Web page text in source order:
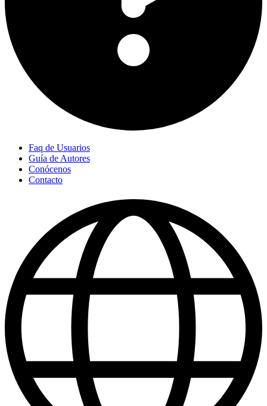
Faq de Usuarios
Guía de Autores
Conócenos
Contacto